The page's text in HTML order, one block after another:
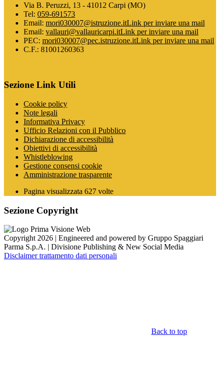
Via B. Peruzzi, 13 - 41012 Carpi (MO)
Tel: 059-691573
Email: mori030007@istruzione.itLink per inviare una mail
Email: vallauri@vallauricarpi.itLink per inviare una mail
PEC: mori030007@pec.istruzione.itLink per inviare una mail
C.F.: 81001260363
Sezione Link Utili
Cookie policy
Note legali
Informativa Privacy
Ufficio Relazioni con il Pubblico
Dichiarazione di accessibilità
Obiettivi di accessibilità
Whistleblowing
Gestione consensi cookie
Amministrazione trasparente
Pagina visualizzata 627 volte
Sezione Copyright
Copyright 2026 | Engineered and powered by Gruppo Spaggiari
Parma S.p.A. | Divisione Publishing & New Social Media
Disclaimer trattamento dati personali
Back to top